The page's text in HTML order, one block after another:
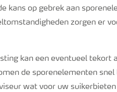
kans op gebrek aan
zorgen er
kan een eventueel tekort
de sporenelementen
wat voor uw